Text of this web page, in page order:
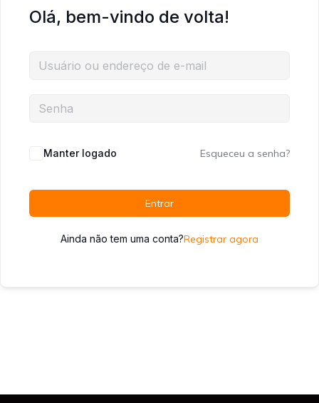
Olá, bem-vindo de volta!
Manter logado Esqueceu a senha?
Entrar
Ainda não tem uma conta?Registrar agora